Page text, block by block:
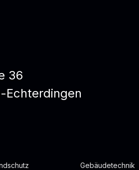
36
Echterdingen
Gebäudetechnik